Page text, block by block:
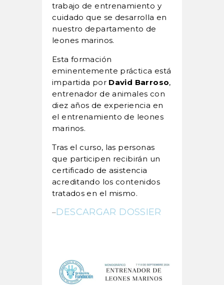
trabajo de entrenamiento y
cuidado que se desarrolla en
nuestro departamento de
leones marinos.
Esta formación
eminentemente práctica está
impartida por David Barroso,
entrenador de animales con
diez años de experiencia en
el entrenamiento de leones
marinos.
Tras el curso, las personas
que participen recibirán un
certificado de asistencia
acreditando los contenidos
tratados en el mismo.
–DESCARGAR DOSSIER